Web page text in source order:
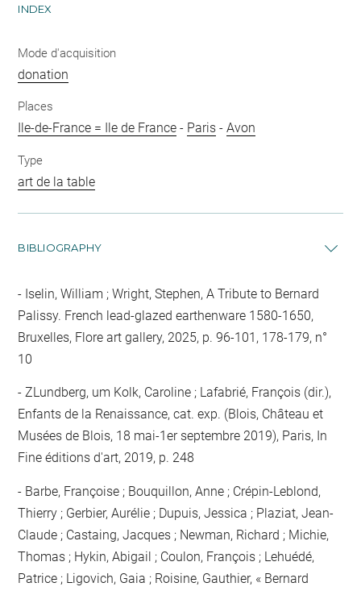
INDEX
Mode d'acquisition
donation
Places
Ile-de-France = Ile de France - Paris -Avon
Type
art de la table
BIBLIOGRAPHY
Iselin, William ; Wright, Stephen, A Tribute to Bernard
Palissy. French lead-glazed earthenware 1580-1650,
Bruxelles, Flore art gallery, 2025, p. 96-101, 178-179, n°
10
ZLundberg, um Kolk, Caroline ; Lafabrié, François (dir.),
Enfants de la Renaissance, cat. exp. (Blois, Château et
Musées de Blois, 18 mai-1er septembre 2019), Paris, In
Fine éditions d'art, 2019, p. 248
Barbe, Françoise ; Bouquillon, Anne ; Crépin-Leblond,
Thierry ; Gerbier, Aurélie ; Dupuis, Jessica ; Plaziat, Jean-
Claude ; Castaing, Jacques ; Newman, Richard ; Michie,
Thomas ; Hykin, Abigail ; Coulon, François ; Lehuédé,
Patrice ; Ligovich, Gaia ; Roisine, Gauthier, « Bernard